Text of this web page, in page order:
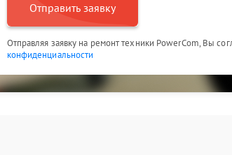
Отправить заявку
Отправляя заявку на ремонт техники PowerCom, Вы
конфиденциальности